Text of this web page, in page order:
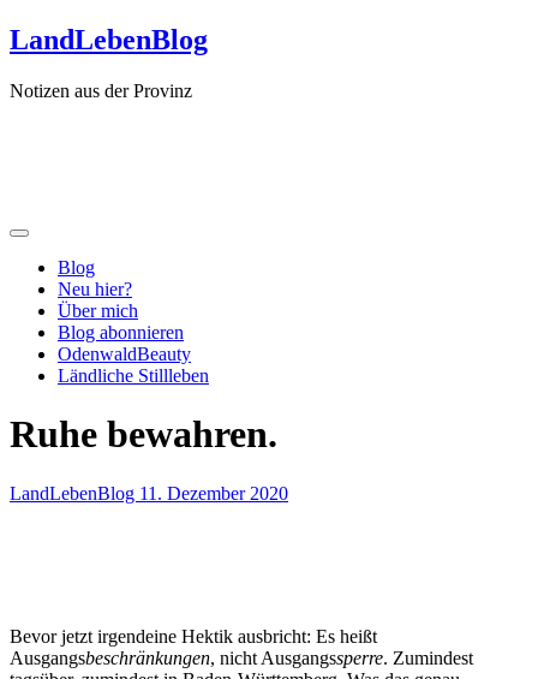
Zum
Inhalt
LandLebenBlog
Notizen aus der Provinz
Blog
Neu hier?
Über mich
Blog abonnieren
OdenwaldBeauty
Ländliche Stillleben
Ruhe bewahren.
LandLebenBlog 11. Dezember 2020
Bevor jetzt irgendeine Hektik ausbricht: Es heißt
Ausgangsbeschränkungen, nicht Ausgangssperre. Zumindest